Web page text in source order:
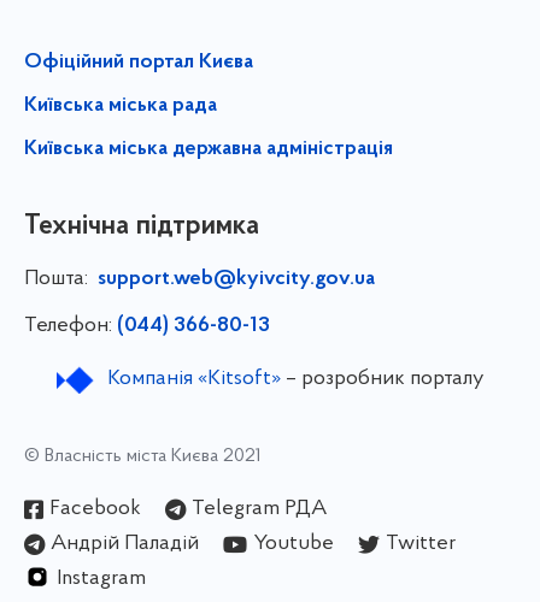
Офіційний портал Києва
Київська міська рада
Київська міська державна адміністрація
Технічна підтримка
Пошта: support.web@kyivcity.gov.ua
Телефон: (044) 366-80-13
Компанія «Kitsoft»– розробник порталу
© Власність міста Києва 2021
Facebook
Telegram РДА
Андрій Паладій
Youtube
Twitter
Instagram